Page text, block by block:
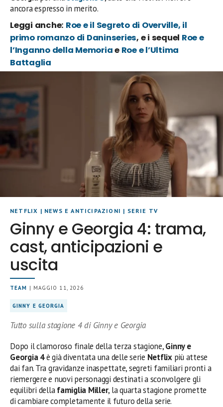
ancora espresso in merito.
Leggi anche: Roe e il Segreto di Overville, il
primo romanzo di Daninseries, e i sequel Roe e
l’Inganno della Memoriae Roe e l’Ultima
Battaglia
NETFLIX | NEWS E ANTICIPAZIONI | SERIE TV
Ginny e Georgia 4: trama,
cast, anticipazioni e
uscita
TEAM | MAGGIO 11, 2026
GINNY E GEORGIA
Tutto sulla stagione 4 di Ginny e Georgia
Dopo il clamoroso finale della terza stagione,Ginny e
Georgia 4è già diventata una delle serie Netflixpiù attese
dai fan. Tra gravidanze inaspettate, segreti familiari pronti a
riemergere e nuovi personaggi destinati a sconvolgere gli
equilibri dellafamiglia Miller, la quarta stagione promette
di cambiare completamente il futuro della serie.